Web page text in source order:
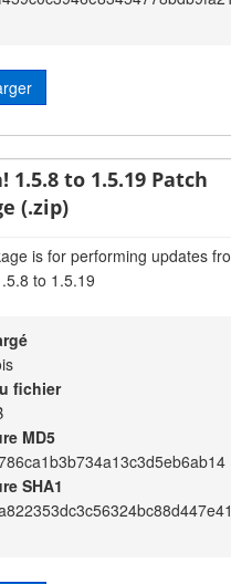
1.5.8 to 1.5.19 Patch
(.zip)
is for performing updates
to 1.5.19
fichier
MD5
SHA1